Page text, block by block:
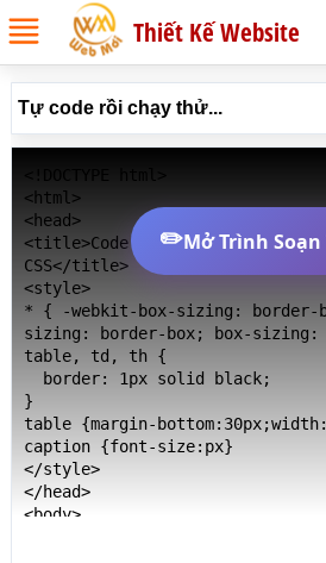
Thiết Kế Website
Tự code rồi chạy thử...
<html>
<head>
<title>Code Thuộc tính border-
CSS</title>
<style>
* { -webkit-box-sizing: border-
sizing: border-box; box-sizing:
table, td, th {
}
table {margin-
caption {font-size:px}
</style>
</head>
<body>
✏️Mở Trình Soạn